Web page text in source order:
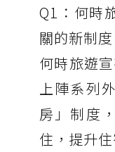
Q1：何時
關的新制度
何時旅遊
上陣系列
房」制度
住，提升